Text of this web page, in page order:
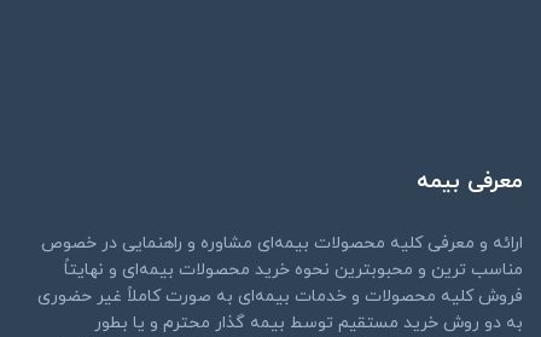
معرفی بیمه
ارائه و معرفی کلیه محصولات بیمه‌ای مشاوره و راهنمایی در خصوص
مناسب ترین و محبوبترین نحوه خرید محصولات بیمه‌ای و نهایتاً
فروش کلیه محصولات و خدمات بیمه‌ای به صورت کاملاً غیر حضوری
به دو روش خرید مستقیم توسط بیمه گذار محترم و یا بطور